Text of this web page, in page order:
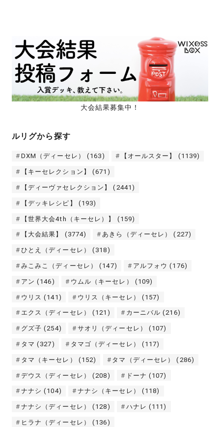
大会結果募集中！
ルリグから探す
DXM（ディーセレ） (163) 【オールスター】 (1139)
【キーセレクション】 (671)
【ディーヴァセレクション】 (2441)
【デッキレシピ】 (193)
【世界大会4th（キーセレ）】 (159)
【大会結果】 (3774) あきら（ディーセレ） (227)
ひとえ（ディーセレ） (318)
みこみこ（ディーセレ） (147) アルフォウ (176)
アン (146) ウムル（キーセレ） (109)
ウリス (141) ウリス（キーセレ） (157)
エクス（ディーセレ） (121) カーニバル (216)
グズ子 (254) サオリ（ディーセレ） (107)
タマ (327) タマゴ（ディーセレ） (117)
タマ（キーセレ） (152) タマ（ディーセレ） (286)
デウス（ディーセレ） (208) ドーナ (107)
ナナシ (104) ナナシ（キーセレ） (118)
ナナシ（ディーセレ） (128) ハナレ (111)
ヒラナ（ディーセレ） (136)